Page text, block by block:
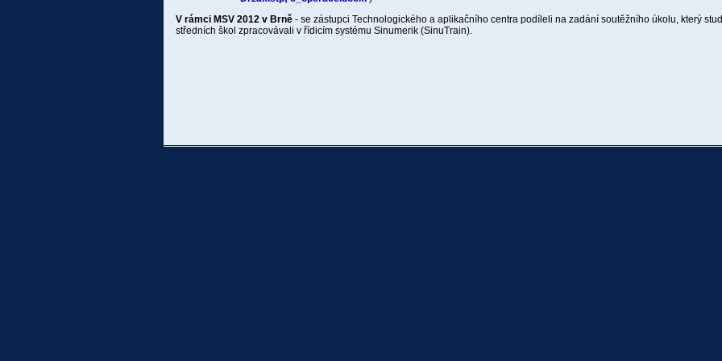
V rámci MSV 2012 v Brně- se zástupci Technologického a aplikačního centra podíleli na zadání soutěžního úkolu, který
středních škol zpracovávali v řídicím systému Sinumerik (SinuTrain).